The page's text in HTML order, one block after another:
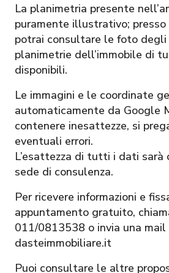
La planimetria presente
puramente illustrativo;
potrai consultare le foto degli
planimetrie dell’immobile di
disponibili.
Le immagini e le coordinate
automaticamente da Google
contenere inesattezze, si
eventuali errori.
L’esattezza di tutti i dati sarà
sede di consulenza.
Per ricevere informazioni e
appuntamento gratuito,
011/0813538 o invia una mail
dasteimmobiliare.it
Puoi consultare le altre